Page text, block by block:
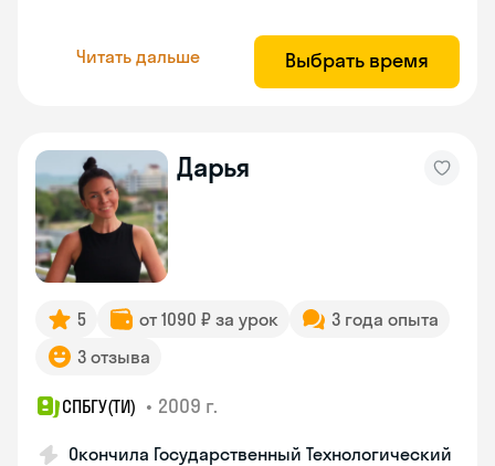
Читать дальше Выбрать время
Дарья
5 от 1090 ₽ за урок
3 года опыта
3 отзыва
СПБГУ(ТИ) • 2009 г.
Окончила Государственный Технологический